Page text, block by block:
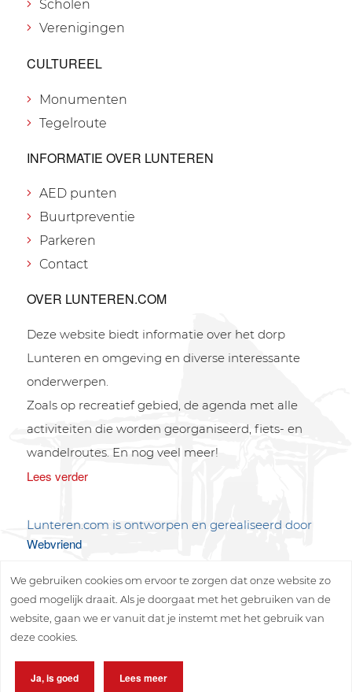
Scholen
Verenigingen
CULTUREEL
Monumenten
Tegelroute
INFORMATIE OVER LUNTEREN
AED punten
Buurtpreventie
Parkeren
Contact
OVER LUNTEREN.COM
Deze website biedt informatie over het dorp
Lunteren en omgeving en diverse interessante
onderwerpen.
Zoals op recreatief gebied, de agenda met alle
activiteiten die worden georganiseerd, fiets- en
wandelroutes. En nog veel meer!
Lees verder
Lunteren.com is ontworpen en gerealiseerd door
Webvriend
We gebruiken cookies om ervoor te zorgen dat onze website zo
goed mogelijk draait. Als je doorgaat met het gebruiken van de
website, gaan we er vanuit dat je instemt met het gebruik van
deze cookies.
Ja, is goed Lees meer